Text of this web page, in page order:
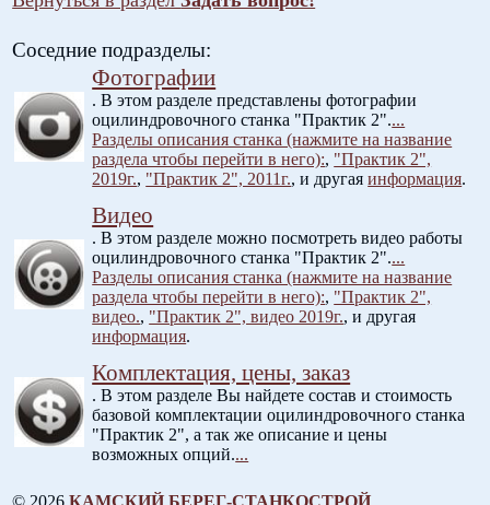
Соседние подразделы:
Фотографии
. В этом разделе представлены фотографии
оцилиндровочного станка "Практик 2"....
Разделы описания станка (нажмите на название
раздела чтобы перейти в него):, "Практик 2",
2019г., "Практик 2", 2011г., и другаяинформация.
Видео
. В этом разделе можно посмотреть видео работы
оцилиндровочного станка "Практик 2"....
Разделы описания станка (нажмите на название
раздела чтобы перейти в него):, "Практик 2",
видео., "Практик 2", видео 2019г., и другая
информация.
Комплектация, цены, заказ
. В этом разделе Вы найдете состав и стоимость
базовой комплектации оцилиндровочного станка
"Практик 2", а так же описание и цены
возможных опций....
© 2026КАМСКИЙ БЕРЕГ-СТАНКОСТРОЙ